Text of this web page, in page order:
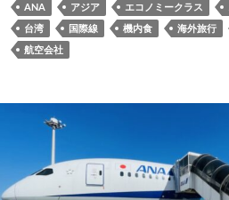
ANA アジア エコノミークラス
台湾
国際線 機内食 海外旅行
航空会社